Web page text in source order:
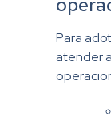
Para
atender